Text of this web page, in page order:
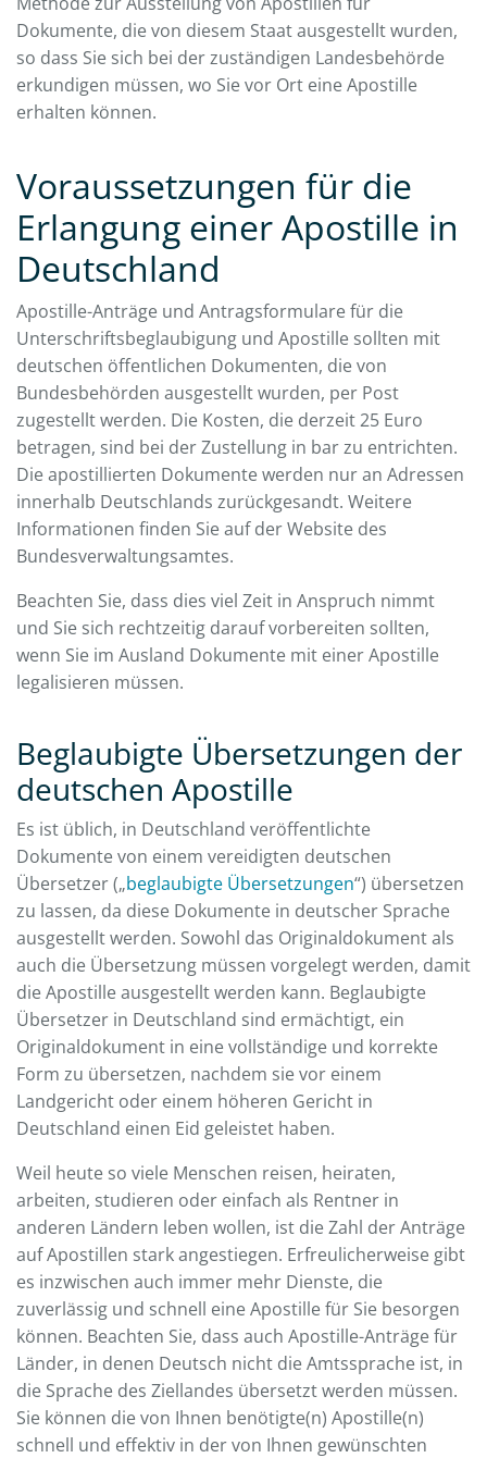
Dokumente, die von diesem Staat ausgestellt wurden,
so dass Sie sich bei der zuständigen Landesbehörde
erkundigen müssen, wo Sie vor Ort eine Apostille
erhalten können.
Voraussetzungen für die
Erlangung einer Apostille in
Deutschland
Apostille-Anträge und Antragsformulare für die
Unterschriftsbeglaubigung und Apostille sollten mit
deutschen öffentlichen Dokumenten, die von
Bundesbehörden ausgestellt wurden, per Post
zugestellt werden. Die Kosten, die derzeit 25 Euro
betragen, sind bei der Zustellung in bar zu entrichten.
Die apostillierten Dokumente werden nur an Adressen
innerhalb Deutschlands zurückgesandt. Weitere
Informationen finden Sie auf der Website des
Bundesverwaltungsamtes.
Beachten Sie, dass dies viel Zeit in Anspruch nimmt
und Sie sich rechtzeitig darauf vorbereiten sollten,
wenn Sie im Ausland Dokumente mit einer Apostille
legalisieren müssen.
Beglaubigte Übersetzungen der
deutschen Apostille
Es ist üblich, in Deutschland veröffentlichte
Dokumente von einem vereidigten deutschen
Übersetzer („beglaubigte Übersetzungen“) übersetzen
zu lassen, da diese Dokumente in deutscher Sprache
ausgestellt werden. Sowohl das Originaldokument als
auch die Übersetzung müssen vorgelegt werden, damit
die Apostille ausgestellt werden kann. Beglaubigte
Übersetzer in Deutschland sind ermächtigt, ein
Originaldokument in eine vollständige und korrekte
Form zu übersetzen, nachdem sie vor einem
Landgericht oder einem höheren Gericht in
Deutschland einen Eid geleistet haben.
Weil heute so viele Menschen reisen, heiraten,
arbeiten, studieren oder einfach als Rentner in
anderen Ländern leben wollen, ist die Zahl der Anträge
auf Apostillen stark angestiegen. Erfreulicherweise gibt
es inzwischen auch immer mehr Dienste, die
zuverlässig und schnell eine Apostille für Sie besorgen
können. Beachten Sie, dass auch Apostille-Anträge für
Länder, in denen Deutsch nicht die Amtssprache ist, in
die Sprache des Ziellandes übersetzt werden müssen.
Sie können die von Ihnen benötigte(n) Apostille(n)
schnell und effektiv in der von Ihnen gewünschten